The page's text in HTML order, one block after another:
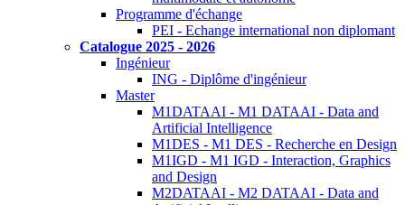
Programme d'échange
PEI - Echange international non diplomant
Catalogue 2025 - 2026
Ingénieur
ING - Diplôme d'ingénieur
Master
M1DATAAI - M1 DATAAI - Data and
Artificial Intelligence
M1DES - M1 DES - Recherche en Design
M1IGD - M1 IGD - Interaction, Graphics
and Design
M2DATAAI - M2 DATAAI - Data and